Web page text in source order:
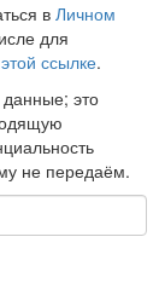
в Личном
для
этой ссылке.
это
не передаём.